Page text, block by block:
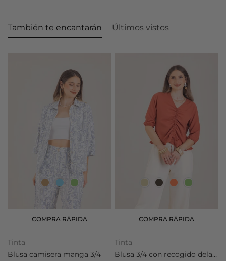
También te encantarán Últimos vistos
COMPRA RÁPIDA
Tinta
Blusa camisera manga 3/4
COMPRA RÁPIDA
Tinta
Blusa 3/4 con recogido delantero